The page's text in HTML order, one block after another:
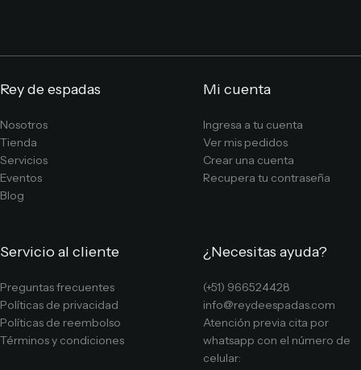
Rey de espadas
Nosotros
Tienda
Servicios
Eventos
Blog
Mi cuenta
Ingresa a tu cuenta
Ver mis pedidos
Crear una cuenta
Recupera tu contraseña
Servicio al cliente
Preguntas frecuentes
Políticas de privacidad
Políticas de reembolso
Términos y condiciones
¿Necesitas ayuda?
(+51) 966524428
info@reydeespadas.com
Atención previa cita por
whatsapp con el número de
celular: